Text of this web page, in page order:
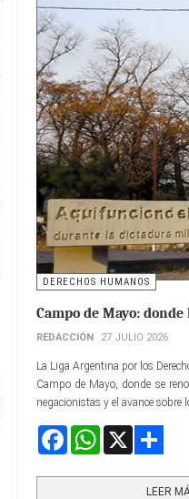
DERECHOS HUMANOS
Campo de Mayo:
REDACCIÓN 27 JULIO 2026
La Liga Argentina por los
Campo de Mayo, donde se
negacionistas y el avance sobre
FacebookWhatsApp
LEER